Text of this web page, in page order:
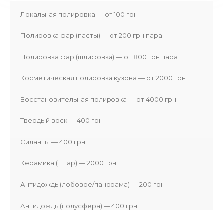
Локальная полировка — от 100 грн
Полировка фар (пасты) — от 200 грн пара
Полировка фар (шлифовка) — от 800 грн пара
Косметическая полировка кузова — от 2000 грн
Восстановительная полировка — от 4000 грн
Твердый воск — 400 грн
Силанты — 400 грн
Керамика (1 шар) — 2000 грн
Антидождь (лобовое/панорама) — 200 грн
Антидождь (полусфера) — 400 грн